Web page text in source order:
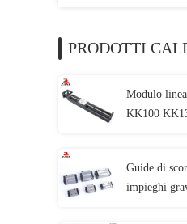
PRODOTTI
Modulo
KK100
Guide di
impieghi